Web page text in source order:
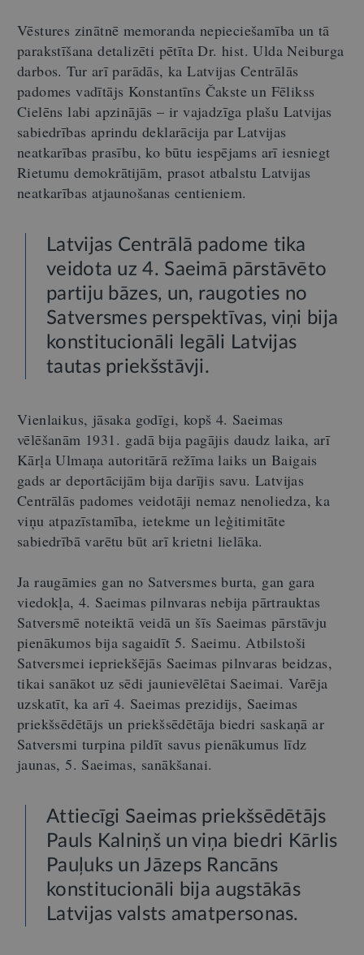
Vēstures zinātnē memoranda nepieciešamība un tā
parakstīšana detalizēti pētīta Dr. hist. Ulda Neiburga
darbos. Tur arī parādās, ka Latvijas Centrālās
padomes vadītājs Konstantīns Čakste un Fēlikss
Cielēns labi apzinājās – ir vajadzīga plašu Latvijas
sabiedrības aprindu deklarācija par Latvijas
neatkarības prasību, ko būtu iespējams arī iesniegt
Rietumu demokrātijām, prasot atbalstu Latvijas
neatkarības atjaunošanas centieniem.
Latvijas Centrālā padome tika
veidota uz 4. Saeimā pārstāvēto
partiju bāzes, un, raugoties no
Satversmes perspektīvas, viņi bija
konstitucionāli legāli Latvijas
tautas priekšstāvji.
Vienlaikus, jāsaka godīgi, kopš 4. Saeimas
vēlēšanām 1931. gadā bija pagājis daudz laika, arī
Kārļa Ulmaņa autoritārā režīma laiks un Baigais
gads ar deportācijām bija darījis savu. Latvijas
Centrālās padomes veidotāji nemaz nenoliedza, ka
viņu atpazīstamība, ietekme un leģitimitāte
sabiedrībā varētu būt arī krietni lielāka.
Ja raugāmies gan no Satversmes burta, gan gara
viedokļa, 4. Saeimas pilnvaras nebija pārtrauktas
Satversmē noteiktā veidā un šīs Saeimas pārstāvju
pienākumos bija sagaidīt 5. Saeimu. Atbilstoši
Satversmei iepriekšējās Saeimas pilnvaras beidzas,
tikai sanākot uz sēdi jaunievēlētai Saeimai. Varēja
uzskatīt, ka arī 4. Saeimas prezidijs, Saeimas
priekšsēdētājs un priekšsēdētāja biedri saskaņā ar
Satversmi turpina pildīt savus pienākumus līdz
jaunas, 5. Saeimas, sanākšanai.
Attiecīgi Saeimas priekšsēdētājs
Pauls Kalniņš un viņa biedri Kārlis
Pauļuks un Jāzeps Rancāns
konstitucionāli bija augstākās
Latvijas valsts amatpersonas.